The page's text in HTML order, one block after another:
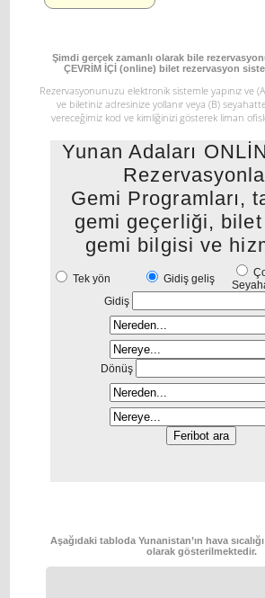
Şimdi gerçek zamanlı olarak bile
ÇEVRİM İÇİ (online) bilet rezervasyon
Rezervasyonunuzu elektronik sistemle yapınız ve
ve biletiniz adresinize yollanır veya (Β)
vereceğimiz kod ve kimliğinizi gösterek liman
Yunan Adaları
Gemi Programları,
gemi geçerliği,
gemi bilgisi ve
Tek yön Gidiş geliş
Gidiş
Dönüş
Aşağıdaki tabloda Yunanistan’ın hava
olarak gösterilmektedir.